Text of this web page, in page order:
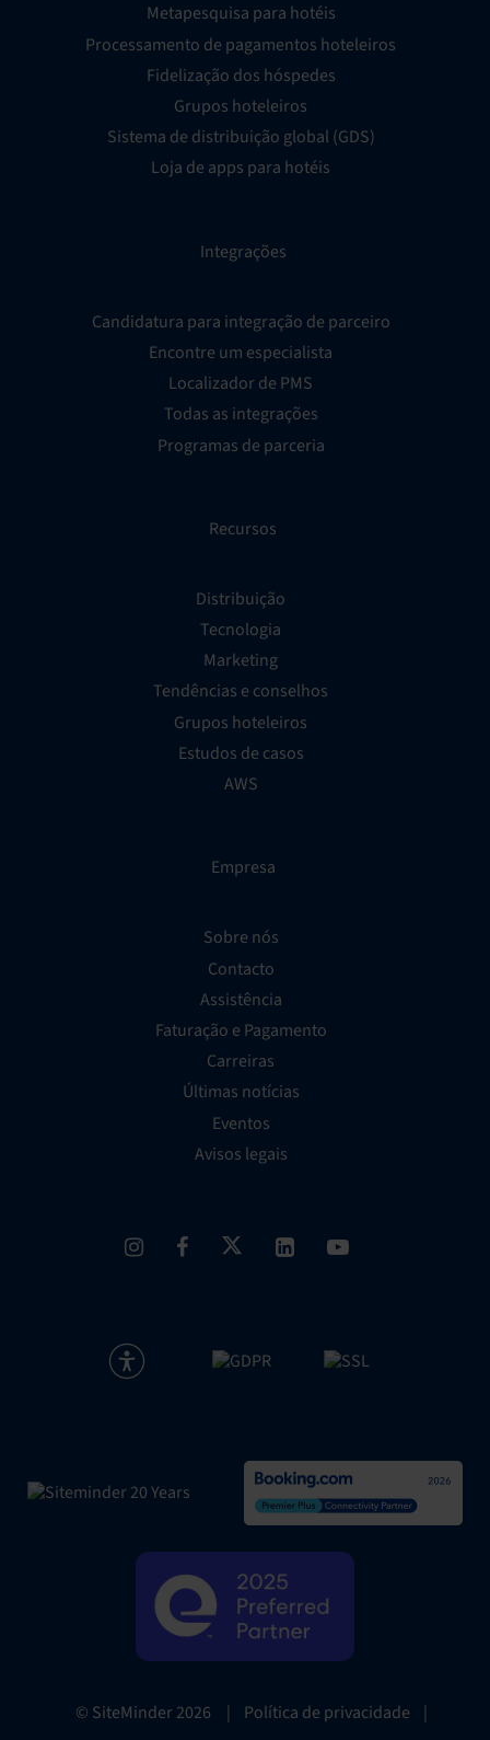
Metapesquisa para hotéis
Processamento de pagamentos hoteleiros
Fidelização dos hóspedes
Grupos hoteleiros
Sistema de distribuição global (GDS)
Loja de apps para hotéis
Integrações
Candidatura para integração de parceiro
Encontre um especialista
Localizador de PMS
Todas as integrações
Programas de parceria
Recursos
Distribuição
Tecnologia
Marketing
Tendências e conselhos
Grupos hoteleiros
Estudos de casos
AWS
Empresa
Sobre nós
Contacto
Assistência
Faturação e Pagamento
Carreiras
Últimas notícias
Eventos
Avisos legais
© SiteMinder2026 | Política de privacidade |